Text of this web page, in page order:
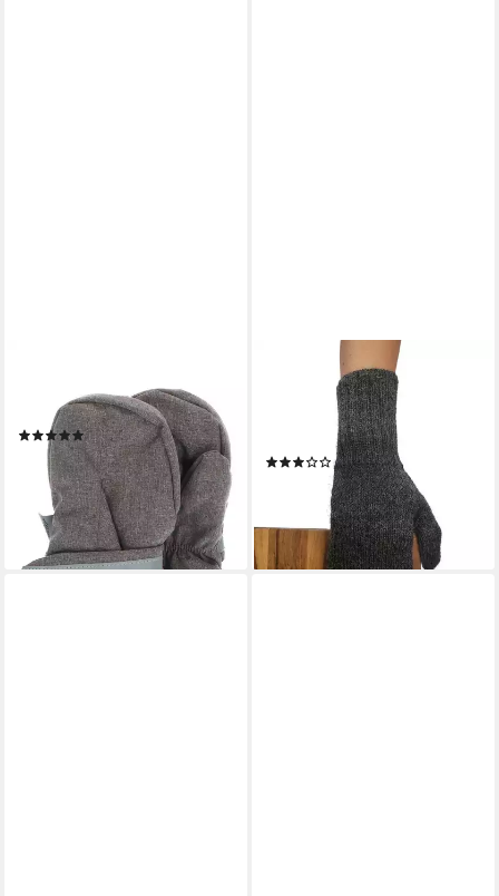
Fäustlinge Fäustlinge uni (1-
(6)
11,99 € UVP18,99 €
-37%
lieferbar - in 3-4 Werktagen bei dir
POSH GEAR
Fäustlinge Alpaka Handschuhe
Pugnoguanti Damen Herren
aus 100% Alpakawolle
(1)
lieferbar - in 3-4 Werktagen bei dir